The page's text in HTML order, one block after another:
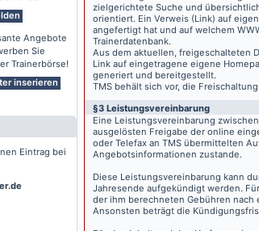
Angebote
Sie
Trainerbörse!
inserieren
Eintrag bei
zielgerichtete Suche und
orientiert. Ein Verweis (Link) auf
angefertigt hat und auf welchem
Trainerdatenbank.
Aus dem aktuellen, freigeschalteten
Link auf eingetragene eigene
generiert und bereitgestellt.
TMS behält sich vor, die
§3 Leistungsvereinbarung
Eine Leistungsvereinbarung
ausgelösten Freigabe der online
oder Telefax an TMS übermittelten
Angebotsinformationen zustande.
Diese Leistungsvereinbarung kann
Jahresende aufgekündigt werden.
der ihm berechneten Gebühren
Ansonsten beträgt die